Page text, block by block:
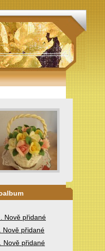
Nově přidané
Nově přidané
Nově přidané